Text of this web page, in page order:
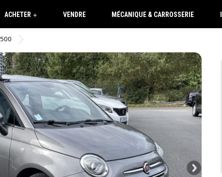
+
ACHETER VENDRE MÉCANIQUE & CARROSSERIE
500